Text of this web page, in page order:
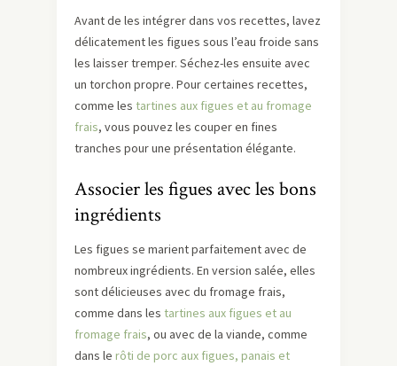
Avant de les intégrer dans vos recettes, lavez
délicatement les figues sous l’eau froide sans
les laisser tremper. Séchez-les ensuite avec
un torchon propre. Pour certaines recettes,
comme les tartines aux figues et au fromage
frais, vous pouvez les couper en fines
tranches pour une présentation élégante.
Associer les figues avec les bons
ingrédients
Les figues se marient parfaitement avec de
nombreux ingrédients. En version salée, elles
sont délicieuses avec du fromage frais,
comme dans les tartines aux figues et au
fromage frais, ou avec de la viande, comme
dans le rôti de porc aux figues, panais et